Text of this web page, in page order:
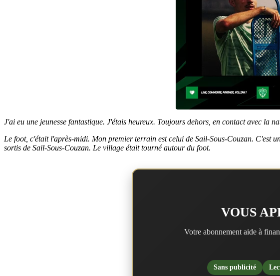
J'ai eu une jeunesse fantastique. J'étais heureux. Toujours dehors, en contact avec la
Le foot, c'était l'après-midi. Mon premier terrain est celui de Sail-Sous-Couzan. C'est
sortis de Sail-Sous-Couzan. Le village était tourné autour du foot.
VOUS
Votre abonnement aide à
Sans publicité